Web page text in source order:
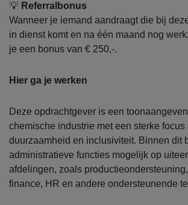
💡 Referralbonus
Wanneer je iemand aandraagt die bij
in dienst komt en na één maand nog
je een bonus van € 250,-.
Hier ga je werken
Deze opdrachtgever is een
chemische industrie met een sterke focus
duurzaamheid en inclusiviteit. Binnen dit
administratieve functies mogelijk op
afdelingen, zoals
finance, HR en andere ondersteunende